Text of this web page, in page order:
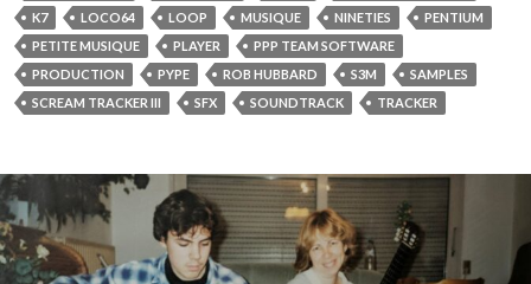
K7
LOCO64 LOOP MUSIQUE NINETIES
PENTIUM
PETITE MUSIQUE
PLAYER
PPP TEAM SOFTWARE
PRODUCTION
PYPE ROB HUBBARD S3M
SAMPLES
SCREAM TRACKER III
SFX SOUNDTRACK TRACKER